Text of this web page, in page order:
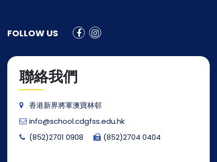
FOLLOW US
聯絡我們
香港新界將軍澳寶林邨
info@school.cdgfss.edu.hk
(852)2701 0908
(852)2704 0404